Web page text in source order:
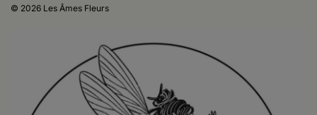
© 2026 Les Âmes Fleurs